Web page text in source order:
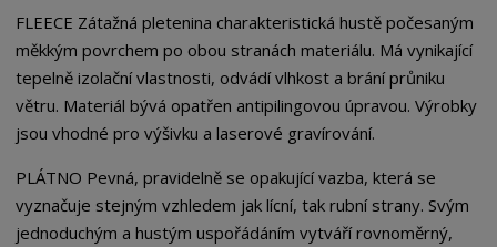
FLEECE Zátažná pletenina charakteristická hustě počesaným
měkkým povrchem po obou stranách materiálu. Má vynikající
tepelně izolační vlastnosti, odvádí vlhkost a brání průniku
větru. Materiál bývá opatřen antipilingovou úpravou. Výrobky
jsou vhodné pro výšivku a laserové gravírování.
PLÁTNO Pevná, pravidelně se opakující vazba, která se
vyznačuje stejným vzhledem jak lícní, tak rubní strany. Svým
jednoduchým a hustým uspořádáním vytváří rovnoměrný,